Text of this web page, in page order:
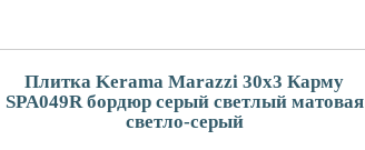
Плитка Kerama Marazzi 30x3 Карму
SPA049R бордюр серый светлый матовая
светло-серый